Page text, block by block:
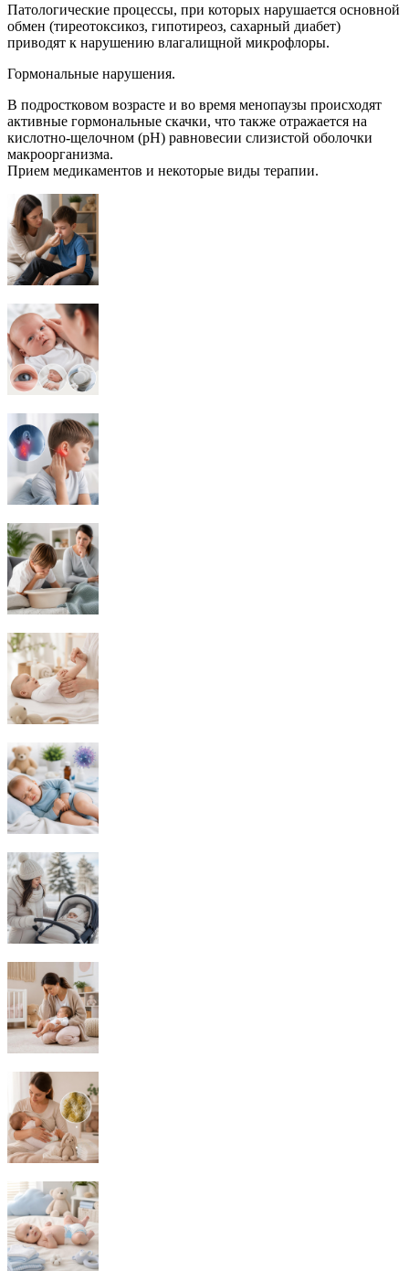
Патологические процессы, при которых нарушается основной
обмен (тиреотоксикоз, гипотиреоз, сахарный диабет)
приводят к нарушению влагалищной микрофлоры.
Гормональные нарушения.
В подростковом возрасте и во время менопаузы происходят
активные гормональные скачки, что также отражается на
кислотно-щелочном (рН) равновесии слизистой оболочки
макроорганизма.
Прием медикаментов и некоторые виды терапии.